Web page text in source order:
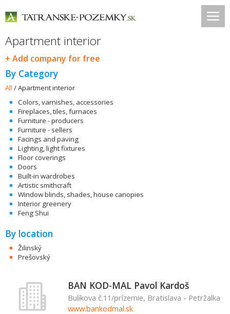
Apartment interior
+ Add company for free
By Category
All /Apartment interior
Colors, varnishes, accessories
Fireplaces, tiles, furnaces
Furniture - producers
Furniture - sellers
Facings and paving
Lighting, light fixtures
Floor coverings
Doors
Built-in wardrobes
Artistic smithcraft
Window blinds, shades, house canopies
Interior greenery
Feng Shui
By location
Žilinský
Prešovský
BAN KOD-MAL Pavol Kardoš
Bulíkova č.11/prízemie, Bratislava - Petržalka
www.bankodmal.sk